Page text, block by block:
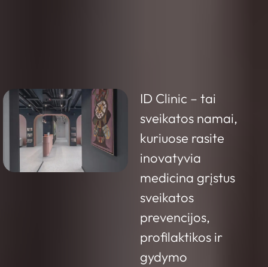
ID Clinic – tai
sveikatos namai,
kuriuose rasite
inovatyvia
medicina grįstus
sveikatos
prevencijos,
profilaktikos ir
gydymo